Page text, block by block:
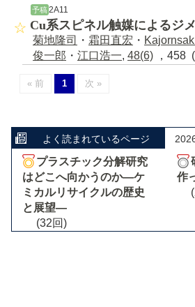
予稿 2A11
Cu系スピネル触媒によるジ
菊地隆司 ・ 霜田直宏 ・
俊一郎 ・ 江口浩一, 48(6) ，458
« 前 1 次 »
よく読まれているページ
プラスチック分解研究
はどこへ向かうのか―ケ
ミカルリサイクルの歴史
と展望―
(32回)
作